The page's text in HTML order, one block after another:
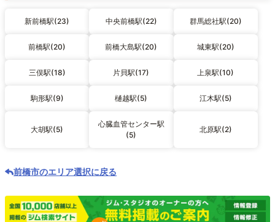
新前橋駅(23) 中央前橋駅(22) 群馬総社駅(20)
前橋駅(20) 前橋大島駅(20) 城東駅(20)
三俣駅(18) 片貝駅(17) 上泉駅(10)
駒形駅(9) 樋越駅(5) 江木駅(5)
大胡駅(5)
心臓血管センター駅
(5)
北原駅(2)
前橋市のエリア選択に戻る